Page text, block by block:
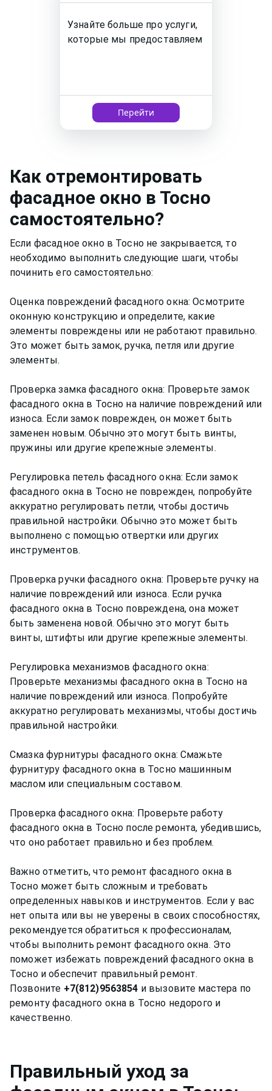
Узнайте больше про услуги,
которые мы предоставляем
Перейти
Как отремонтировать
фасадное окно в Тосно
самостоятельно?
Если фасадное окно в Тосно не закрывается, то
необходимо выполнить следующие шаги, чтобы
починить его самостоятельно:
Оценка повреждений фасадного окна: Осмотрите
оконную конструкцию и определите, какие
элементы повреждены или не работают правильно.
Это может быть замок, ручка, петля или другие
элементы.
Проверка замка фасадного окна: Проверьте замок
фасадного окна в Тосно на наличие повреждений или
износа. Если замок поврежден, он может быть
заменен новым. Обычно это могут быть винты,
пружины или другие крепежные элементы.
Регулировка петель фасадного окна: Если замок
фасадного окна в Тосно не поврежден, попробуйте
аккуратно регулировать петли, чтобы достичь
правильной настройки. Обычно это может быть
выполнено с помощью отвертки или других
инструментов.
Проверка ручки фасадного окна: Проверьте ручку на
наличие повреждений или износа. Если ручка
фасадного окна в Тосно повреждена, она может
быть заменена новой. Обычно это могут быть
винты, штифты или другие крепежные элементы.
Регулировка механизмов фасадного окна:
Проверьте механизмы фасадного окна в Тосно на
наличие повреждений или износа. Попробуйте
аккуратно регулировать механизмы, чтобы достичь
правильной настройки.
Смазка фурнитуры фасадного окна: Смажьте
фурнитуру фасадного окна в Тосно машинным
маслом или специальным составом.
Проверка фасадного окна: Проверьте работу
фасадного окна в Тосно после ремонта, убедившись,
что оно работает правильно и без проблем.
Важно отметить, что ремонт фасадного окна в
Тосно может быть сложным и требовать
определенных навыков и инструментов. Если у вас
нет опыта или вы не уверены в своих способностях,
рекомендуется обратиться к профессионалам,
чтобы выполнить ремонт фасадного окна. Это
поможет избежать повреждений фасадного окна в
Тосно и обеспечит правильный ремонт.
Позвоните +7(812)9563854 и вызовите мастера по
ремонту фасадного окна в Тосно недорого и
Правильный уход за